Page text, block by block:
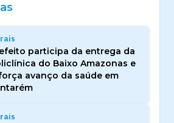
participa da entrega da
do Baixo Amazonas e
avanço da saúde em